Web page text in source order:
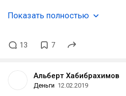
Показать полностью
13 7
Альберт Хабибрахимов
Деньги 12.02.2019